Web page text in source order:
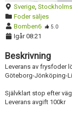
Sverige,
Foder säljes
Bomben6
5.0
Igår 08:21
Beskrivning
Leverans av frysfoder
Göteborg-Jönköping-
Självklart stop efter
Leverans avgift 100kr